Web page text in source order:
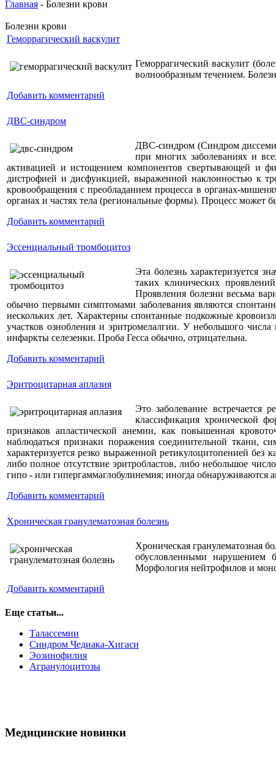
Главная - Болезни крови
Болезни крови
Геморрагический васкулит
Геморрагический васкулит
волнообразным течением.
Добавить комментарий
ДВС-синдром
ДВС-синдром (Синдром
при многих заболеваниях и
активацией и истощением компонентов свертывающей и
дистрофией и дисфункцией, выраженной наклонностью к
кровообращения с преобладанием процесса в органах-
органах и частях тела (региональные формы). Процесс
Добавить комментарий
Эссенциальный тромбоцитоз
Эта болезнь характеризуется
таких клинических
Проявления болезни весьма
обычно первыми симптомами заболевания являются
нескольких лет. Характерны спонтанные подкожные
участков ознобления и эритромелалгии. У небольшого
инфаркты селезенки. Проба Гесса обычно, отрицательна.
Добавить комментарий
Эритроцитарная аплазия
Это заболевание встречается
классификация хронической
признаков апластической анемии, как повышенная
наблюдаться признаки поражения соединительной
характеризуется резко выраженной ретикулоцитопенией
либо полное отсутствие эритробластов, либо небольшое
гипо - или гипергаммаглобулинемия; иногда обнаруживаются
Добавить комментарий
Хроническая гранулематозная болезнь
Хроническая гранулематозная
обусловленными нарушением
Морфология нейтрофилов и
Добавить комментарий
Еще статьи...
Талассемии
Синдром Чедиака-Хигаси
Эозинофилия
Агранулоцитозы
Медицинские новинки